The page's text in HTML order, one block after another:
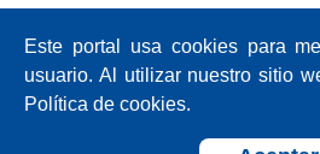
Este portal usa cookies para
usuario. Al utilizar nuestro sitio
Política de cookies.